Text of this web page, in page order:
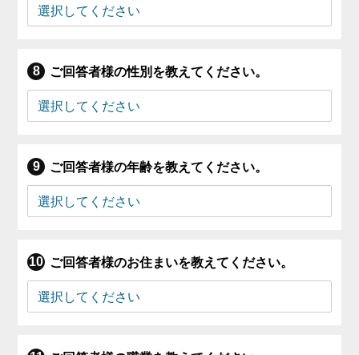
ご回答者様の性別を教えてください。
ご回答者様の年齢を教えてください。
ご回答者様のお住まいを教えてください。